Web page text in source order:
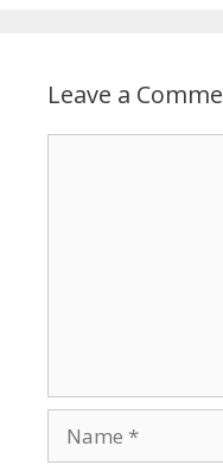
Leave a